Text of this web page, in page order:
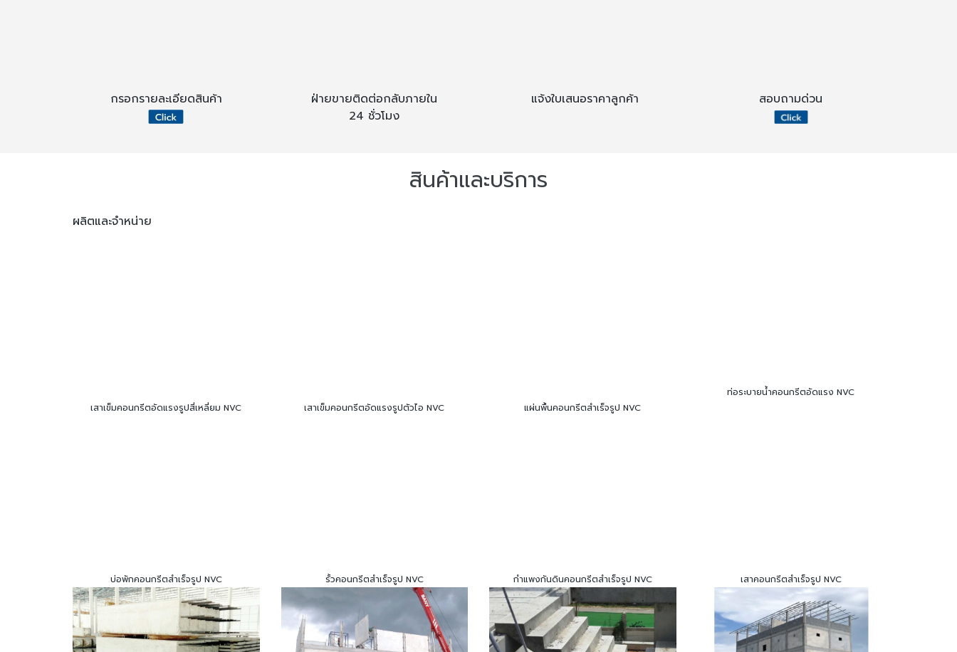
กรอกรายละเอียดสินค้า
ฝ่ายขายติดต่อกลับภายใน
24 ชั่วโมง
แจ้งใบเสนอราคาลูกค้า สอบถามด่วน
สินค้าและบริการ
ผลิตและจำหน่าย
เสาเข็มคอนกรีตอัดแรงรูปสี่เหลี่ยม NVC เสาเข็มคอนกรีตอัดแรงรูปตัวไอ NVC แผ่นพื้นคอนกรีตสำเร็จรูป NVC
ท่อระบายน้ำคอนกรีตอัดแรง NVC
บ่อพักคอนกรีตสำเร็จรูป NVC รั้วคอนกรีตสำเร็จรูป NVC กำแพงกันดินคอนกรีตสำเร็จรูป NVC เสาคอนกรีตสำเร็จรูป NVC